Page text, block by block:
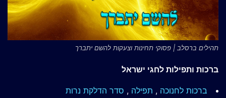
תהילים ברסלב | פסוקי תחינות וצעקות להשם יתברך
ברכות ותפילות לחגי ישראל
ברכות לחנוכה , תפילה , סדר הדלקת נרות